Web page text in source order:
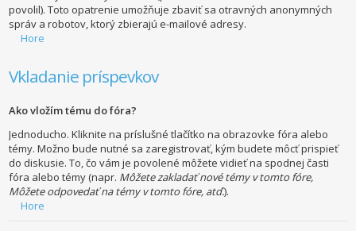
povolil). Toto opatrenie umožňuje zbaviť sa otravných anonymných
správ a robotov, ktorý zbierajú e-mailové adresy.
Hore
Vkladanie príspevkov
Ako vložím tému do fóra?
Jednoducho. Kliknite na príslušné tlačítko na obrazovke fóra alebo
témy. Možno bude nutné sa zaregistrovať, kým budete môcť prispieť
do diskusie. To, čo vám je povolené môžete vidieť na spodnej časti
fóra alebo témy (napr. Môžete zakladať nové témy v tomto fóre,
Môžete odpovedať na témy v tomto fóre, atď.).
Hore